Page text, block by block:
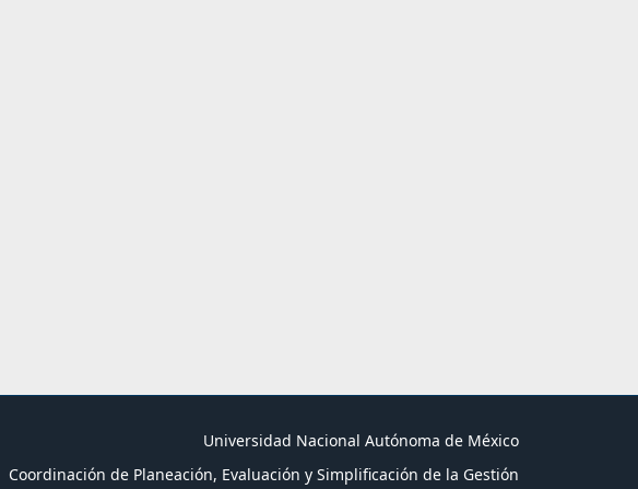
Universidad Nacional Autónoma de México
Coordinación de Planeación, Evaluación y Simplificación de la Gestión